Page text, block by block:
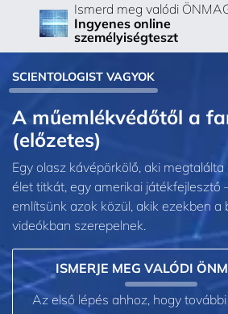
Ismerd meg valódi
Ingyenes online
személyiségteszt
SCIENTOLOGIST VAGYOK
A műemlékvédőtől a
(előzetes)
Egy olasz kávépörkölő, aki
élet titkát, egy amerikai játékfejlesztő
említsünk azok közül, akik ezekben a
videókban szerepelnek.
ISMERJE MEG VALÓDI
Az első lépés ahhoz, hogy